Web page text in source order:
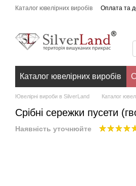
Перейти до основного контенту
Каталог ювелірних виробів Оплата та
Каталог ювелірних виробів
Ювелірні вироби в SilverLand Каталог
Срібні сережки пусети
Наявність уточнюйте